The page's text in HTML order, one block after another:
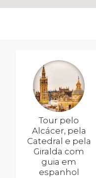
Tour pelo
Alcácer, pela
Catedral e pela
Giralda com
guia em
espanhol